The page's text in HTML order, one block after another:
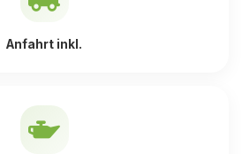
Anfahrt inkl.